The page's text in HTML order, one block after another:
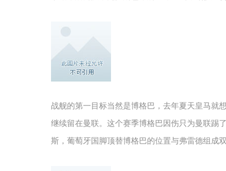
战舰的第一目标当然是博格巴，去年夏天皇马就
继续留在曼联。这个赛季博格巴因伤只为曼联踢
斯，葡萄牙国脚顶替博格巴的位置与弗雷德组成